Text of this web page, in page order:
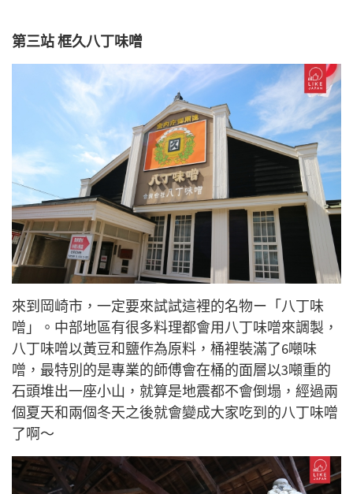
第三站框久八丁味噌
來到岡崎市，一定要來試試這裡的名物ー「八丁味
噌」。 中部地區有很多料理都會用八丁味噌來調製，
八丁味噌以黃豆和鹽作為原料，桶裡裝滿了6噸味
噌 ，最特別的是專業的師傅會在桶的面層以3噸重的
石頭堆出一座小山，就算是地震都不會倒塌，經過兩
個夏天和兩個冬天之後就會變成大家吃到的八丁味噌
了啊～